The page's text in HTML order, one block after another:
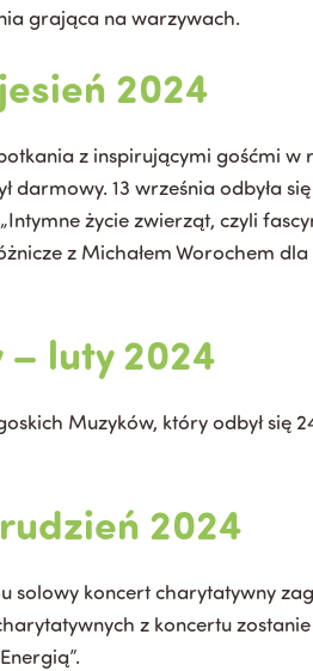
grająca na warzywach.
2024
z inspirującymi gośćmi w
darmowy. 13 września odbyła się
życie zwierząt, czyli
z Michałem Worochem
– luty 2024
Muzyków, który odbył się
2024
solowy koncert charytatywny
z koncertu